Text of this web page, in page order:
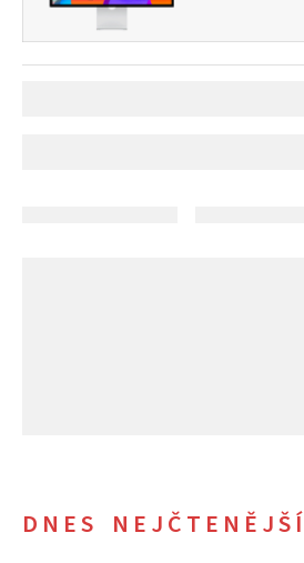
DNES NEJČTENĚJŠÍ